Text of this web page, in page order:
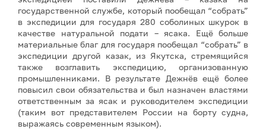
государственной службе, который пообещал “собрать”
в экспедиции для государя 280 соболиных шкурок в
качестве натуральной подати – ясака. Ещё больше
материальные благ для государя пообещал “собрать” в
экспедиции другой казак, из Якутска, стремящийся
также возглавить экспедицию, организованную
промышленниками. В результате Дежнёв ещё более
повысил свои обязательства и был назначен властями
ответственным за ясак и руководителем экспедиции
(таким вот представителем Роccии на борту судна,
выражаясь современным языком).